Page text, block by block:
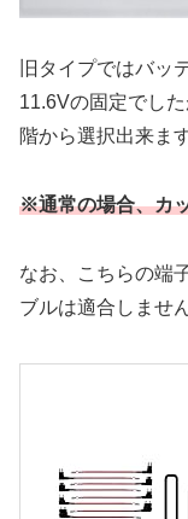
旧タイプではバッ
11.6Vの固定でし
階から選択出来ま
※通常の場合、カ
なお、こちらの端
ブルは適合しません